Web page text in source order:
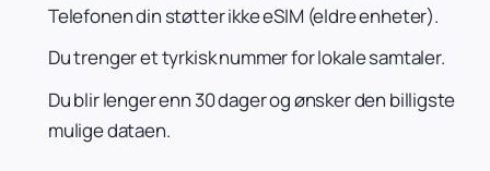
Telefonen din støtter ikke eSIM (eldre enheter).
Du trenger et tyrkisk nummer for lokale samtaler.
Du blir lenger enn 30 dager og ønsker den billigste
mulige dataen.